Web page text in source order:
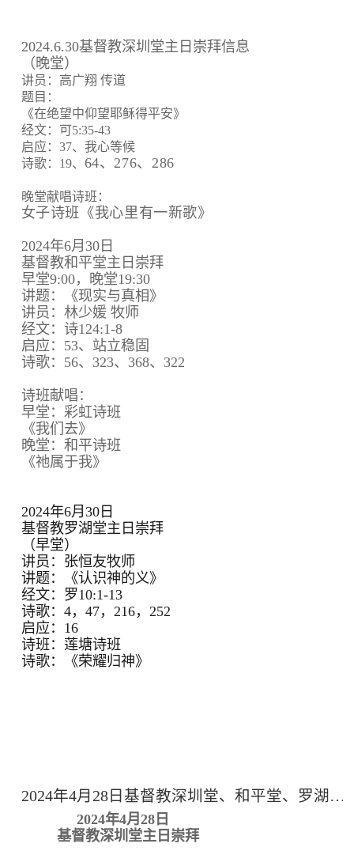
2024.6.30基督教深圳堂主日崇拜信息
（晚堂）
讲员：高广翔 传道
题目：
《在绝望中仰望耶稣得平安》
经文：可5:35-43
启应：37、我心等候
诗歌：19、 64、 276、 286
晚堂献唱诗班：
女子诗班《我心里有一新歌》
2024年6月30日
基督教和平堂主日崇拜
早堂9:00，晚堂19:30
讲题：《现实与真相》
讲员：林少媛 牧师
经文：诗124:1-8
启应：53、站立稳固
诗歌：56、323、368、322
诗班献唱：
早堂：彩虹诗班
《我们去》
晚堂：和平诗班
《祂属于我》
2024年6月30日
基督教罗湖堂主日崇拜
（早堂）
讲员：张恒友牧师
讲题：《认识神的义》
经文：罗10:1-13
诗歌：4，47，216，252
启应：16
诗班：莲塘诗班
诗歌：《荣耀归神》
2024年4月28日基督教深圳堂、和平堂、罗湖堂主日崇拜
2024年4月28日
基督教深圳堂主日崇拜